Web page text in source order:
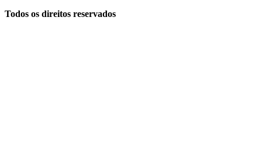
Todos os direitos reservados